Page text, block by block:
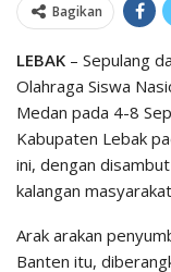
Bagikan
LEBAK – Sepulang
Olahraga Siswa
Medan pada 4-8
Kabupaten Lebak
ini, dengan
kalangan
Arak arakan
Banten itu,